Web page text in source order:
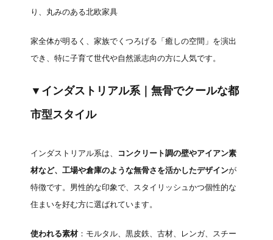
り、丸みのある北欧家具
家全体が明るく、家族でくつろげる「癒しの空間」を演出
でき、特に子育て世代や自然派志向の方に人気です。
▼インダストリアル系｜無骨でクールな都
市型スタイル
インダストリアル系は、
コンクリート調の壁やアイアン素
材など、工場や倉庫のような無骨さを活かしたデザインが
特徴です。男性的な印象で、スタイリッシュかつ個性的な
住まいを好む方に選ばれています。
使われる素材 ：モルタル、黒皮鉄、古材、レンガ、スチー